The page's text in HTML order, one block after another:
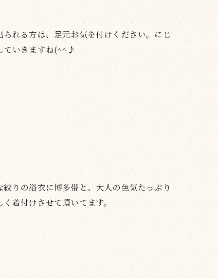
れる方は、足元お気を付けください。にじ
ていきますね(^^♪
りの浴衣に博多帯と、大人の色気たっぷり
着付けさせて頂いてます。